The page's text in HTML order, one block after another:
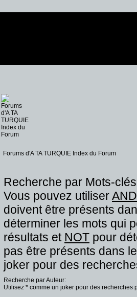
Forums d'A TA TURQUIE Index du Forum
Recherche par Mots-
Vous pouvez utiliserAND
doivent être présents
déterminer les mots qui
résultats et NOT pour
pas être présents dans
joker pour des
Recherche par Auteur:
Utilisez * comme un joker pour des recherches